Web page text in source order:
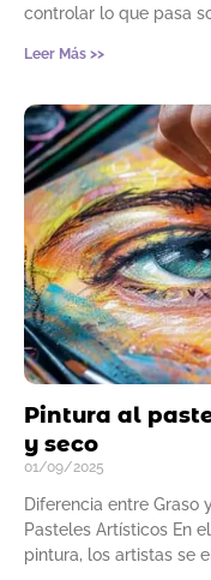
controlar lo que pasa
Leer Más >>
Pintura al
y seco
01/09/2025
Diferencia entre Graso
Pasteles Artísticos En
pintura, los artistas se